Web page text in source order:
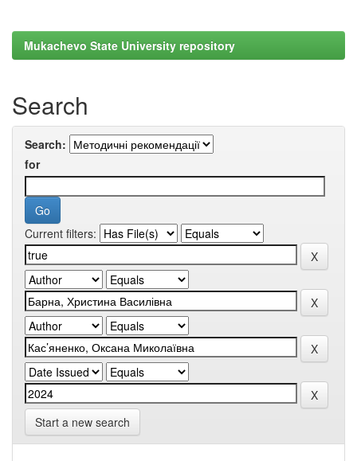
Mukachevo State University repository
Search
Search:
for
Current filters:
Start a new search